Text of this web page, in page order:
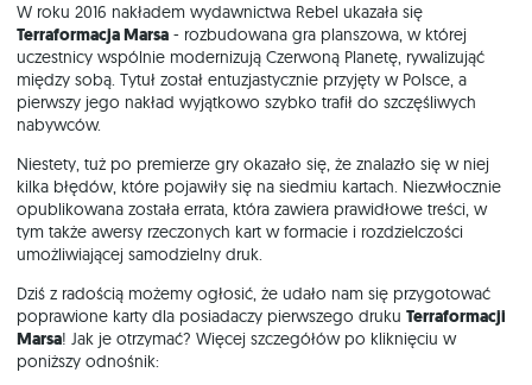
W roku 2016 nakładem wydawnictwa Rebel ukazała się
Terraformacja Marsa - rozbudowana gra planszowa, w której
uczestnicy wspólnie modernizują Czerwoną Planetę, rywalizująć
między sobą. Tytuł został entuzjastycznie przyjęty w Polsce, a
pierwszy jego nakład wyjątkowo szybko trafił do szczęśliwych
nabywców.
Niestety, tuż po premierze gry okazało się, że znalazło się w niej
kilka błędów, które pojawiły się na siedmiu kartach. Niezwłocznie
opublikowana została errata, która zawiera prawidłowe treści, w
tym także awersy rzeczonych kart w formacie i rozdzielczości
umożliwiającej samodzielny druk.
Dziś z radością możemy ogłosić, że udało nam się przygotować
poprawione karty dla posiadaczy pierwszego druku Terraformacji
Marsa! Jak je otrzymać? Więcej szczegółów po kliknięciu w
poniższy odnośnik: